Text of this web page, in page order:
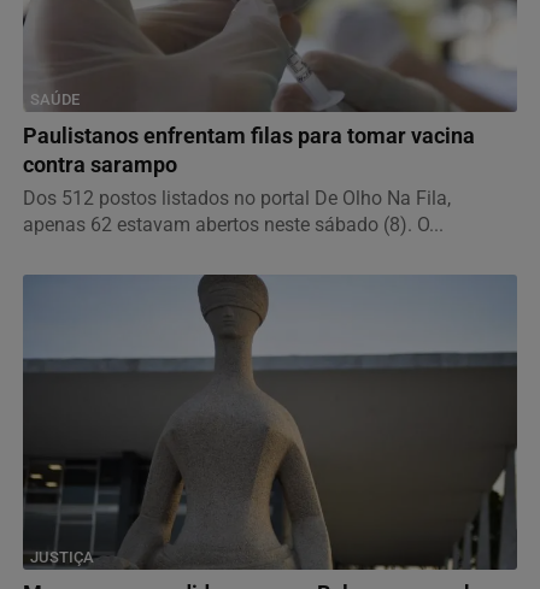
SAÚDE
Paulistanos enfrentam filas para tomar vacina
contra sarampo
Dos 512 postos listados no portal De Olho Na Fila,
apenas 62 estavam abertos neste sábado (8). O...
JUSTIÇA